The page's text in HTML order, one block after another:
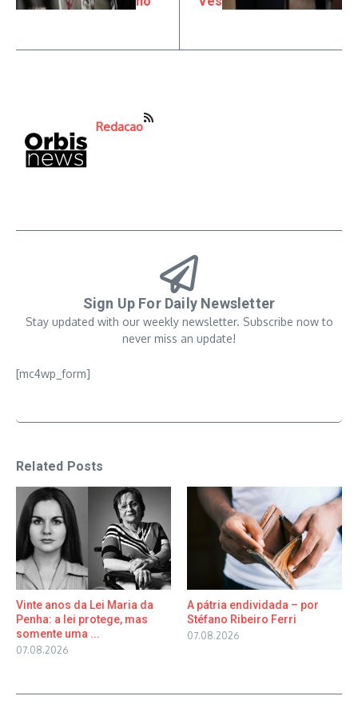
Redacao
Sign Up For Daily Newsletter
Stay updated with our weekly newsletter. Subscribe now to
never miss an update!
[mc4wp_form]
Related Posts
Vinte anos da Lei Maria da
Penha: a lei protege, mas
somente uma ...
07.08.2026
A pátria endividada – por
Stéfano Ribeiro Ferri
07.08.2026